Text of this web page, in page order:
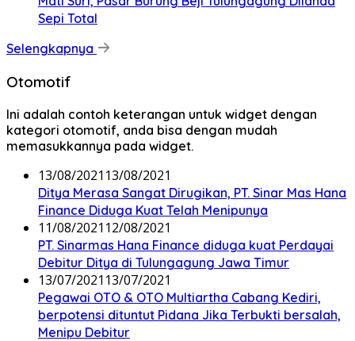
Sepi Total
Selengkapnya
Otomotif
Ini adalah contoh keterangan untuk widget dengan
kategori otomotif, anda bisa dengan mudah
memasukkannya pada widget.
13/08/2021 13/08/2021
Ditya Merasa Sangat Dirugikan, PT. Sinar Mas Hana
Finance Diduga Kuat Telah Menipunya
11/08/2021 12/08/2021
PT. Sinarmas Hana Finance diduga kuat Perdayai
Debitur Ditya di Tulungagung Jawa Timur
13/07/2021 13/07/2021
Pegawai OTO & OTO Multiartha Cabang Kediri,
berpotensi dituntut Pidana Jika Terbukti bersalah,
Menipu Debitur